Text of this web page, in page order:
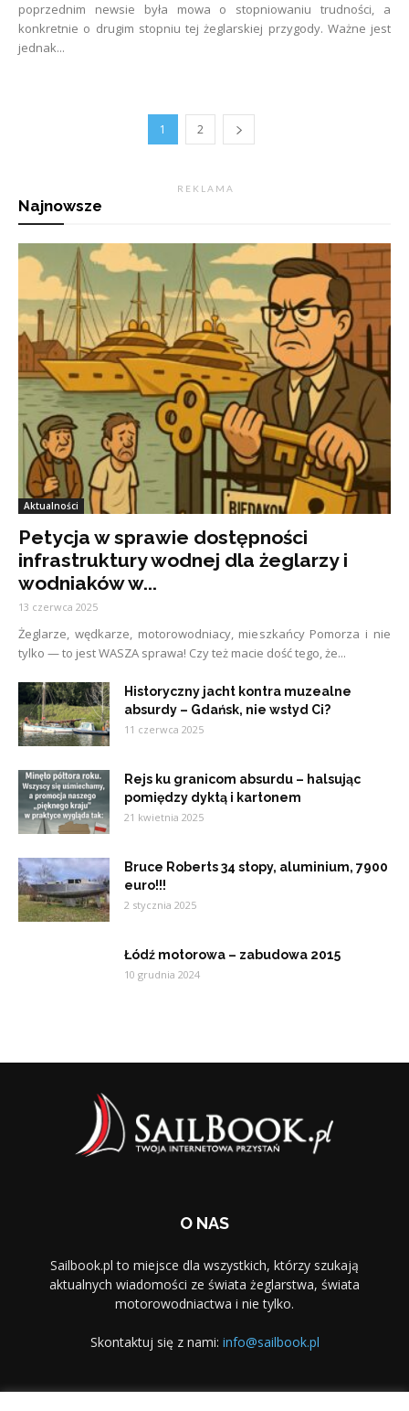
poprzednim newsie była mowa o stopniowaniu trudności, a
konkretnie o drugim stopniu tej żeglarskiej przygody. Ważne jest
jednak...
1 2
R E K L A M A
Najnowsze
Aktualności
Petycja w sprawie dostępności
infrastruktury wodnej dla żeglarzy i
wodniaków w...
13 czerwca 2025
Żeglarze, wędkarze, motorowodniacy, mieszkańcy Pomorza i nie
tylko — to jest WASZA sprawa! Czy też macie dość tego, że...
Historyczny jacht kontra muzealne
absurdy – Gdańsk, nie wstyd Ci?
11 czerwca 2025
Rejs ku granicom absurdu – halsując
pomiędzy dyktą i kartonem
21 kwietnia 2025
Bruce Roberts 34 stopy, aluminium, 7900
euro!!!
2 stycznia 2025
Łódź motorowa – zabudowa 2015
10 grudnia 2024
O NAS
Sailbook.pl to miejsce dla wszystkich, którzy szukają
aktualnych wiadomości ze świata żeglarstwa, świata
motorowodniactwa i nie tylko.
Skontaktuj się z nami: info@sailbook.pl